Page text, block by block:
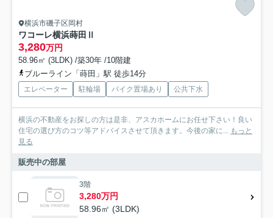
横浜市磯子区岡村
ワコーレ横浜蒔田Ⅱ
3,280万円
58.96㎡ (3LDK) /築30年 /10階建
ブルーライン「蒔田」駅 徒歩14分
エレベーター 駐輪場 バイク置場あり 公共下水
横浜の不動産をお探しの方は是非、アスカホームにお任せ下さい！良い
住宅の選び方のコツ等アドバイスさせて頂きます。今後の家に... もっと
見る
販売中の部屋
3階
3,280万円
58.96㎡ (3LDK)